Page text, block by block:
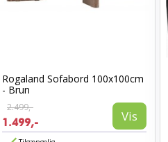
Rogaland Sofabord 100x100cm
- Brun
2.499,-
1.499,- Vis